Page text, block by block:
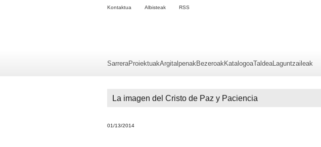
Kontaktua Albisteak RSS
SarreraProiektuakArgitalpenakBezeroakKatalogoaTaldeaLaguntzaileak
La imagen del Cristo de Paz y Paciencia
01/13/2014